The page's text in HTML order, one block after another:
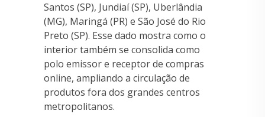
Santos (SP), Jundiaí (SP), Uberlândia
(MG), Maringá (PR) e São José do Rio
Preto (SP). Esse dado mostra como o
interior também se consolida como
polo emissor e receptor de compras
online, ampliando a circulação de
produtos fora dos grandes centros
metropolitanos.